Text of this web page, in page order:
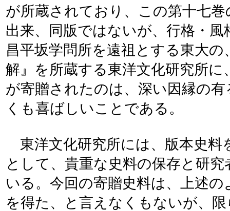
が所蔵されており、この第十七
出来、同版ではないが、行格・
昌平坂学問所を遠祖とする東大
解』を所蔵する東洋文化研究所
が寄贈されたのは、深い因縁の
くも喜ばしいことである。
東洋文化研究所には、版本史料
として、貴重な史料の保存と研
いる。今回の寄贈史料は、上述
を得た、と言えなくもないが、